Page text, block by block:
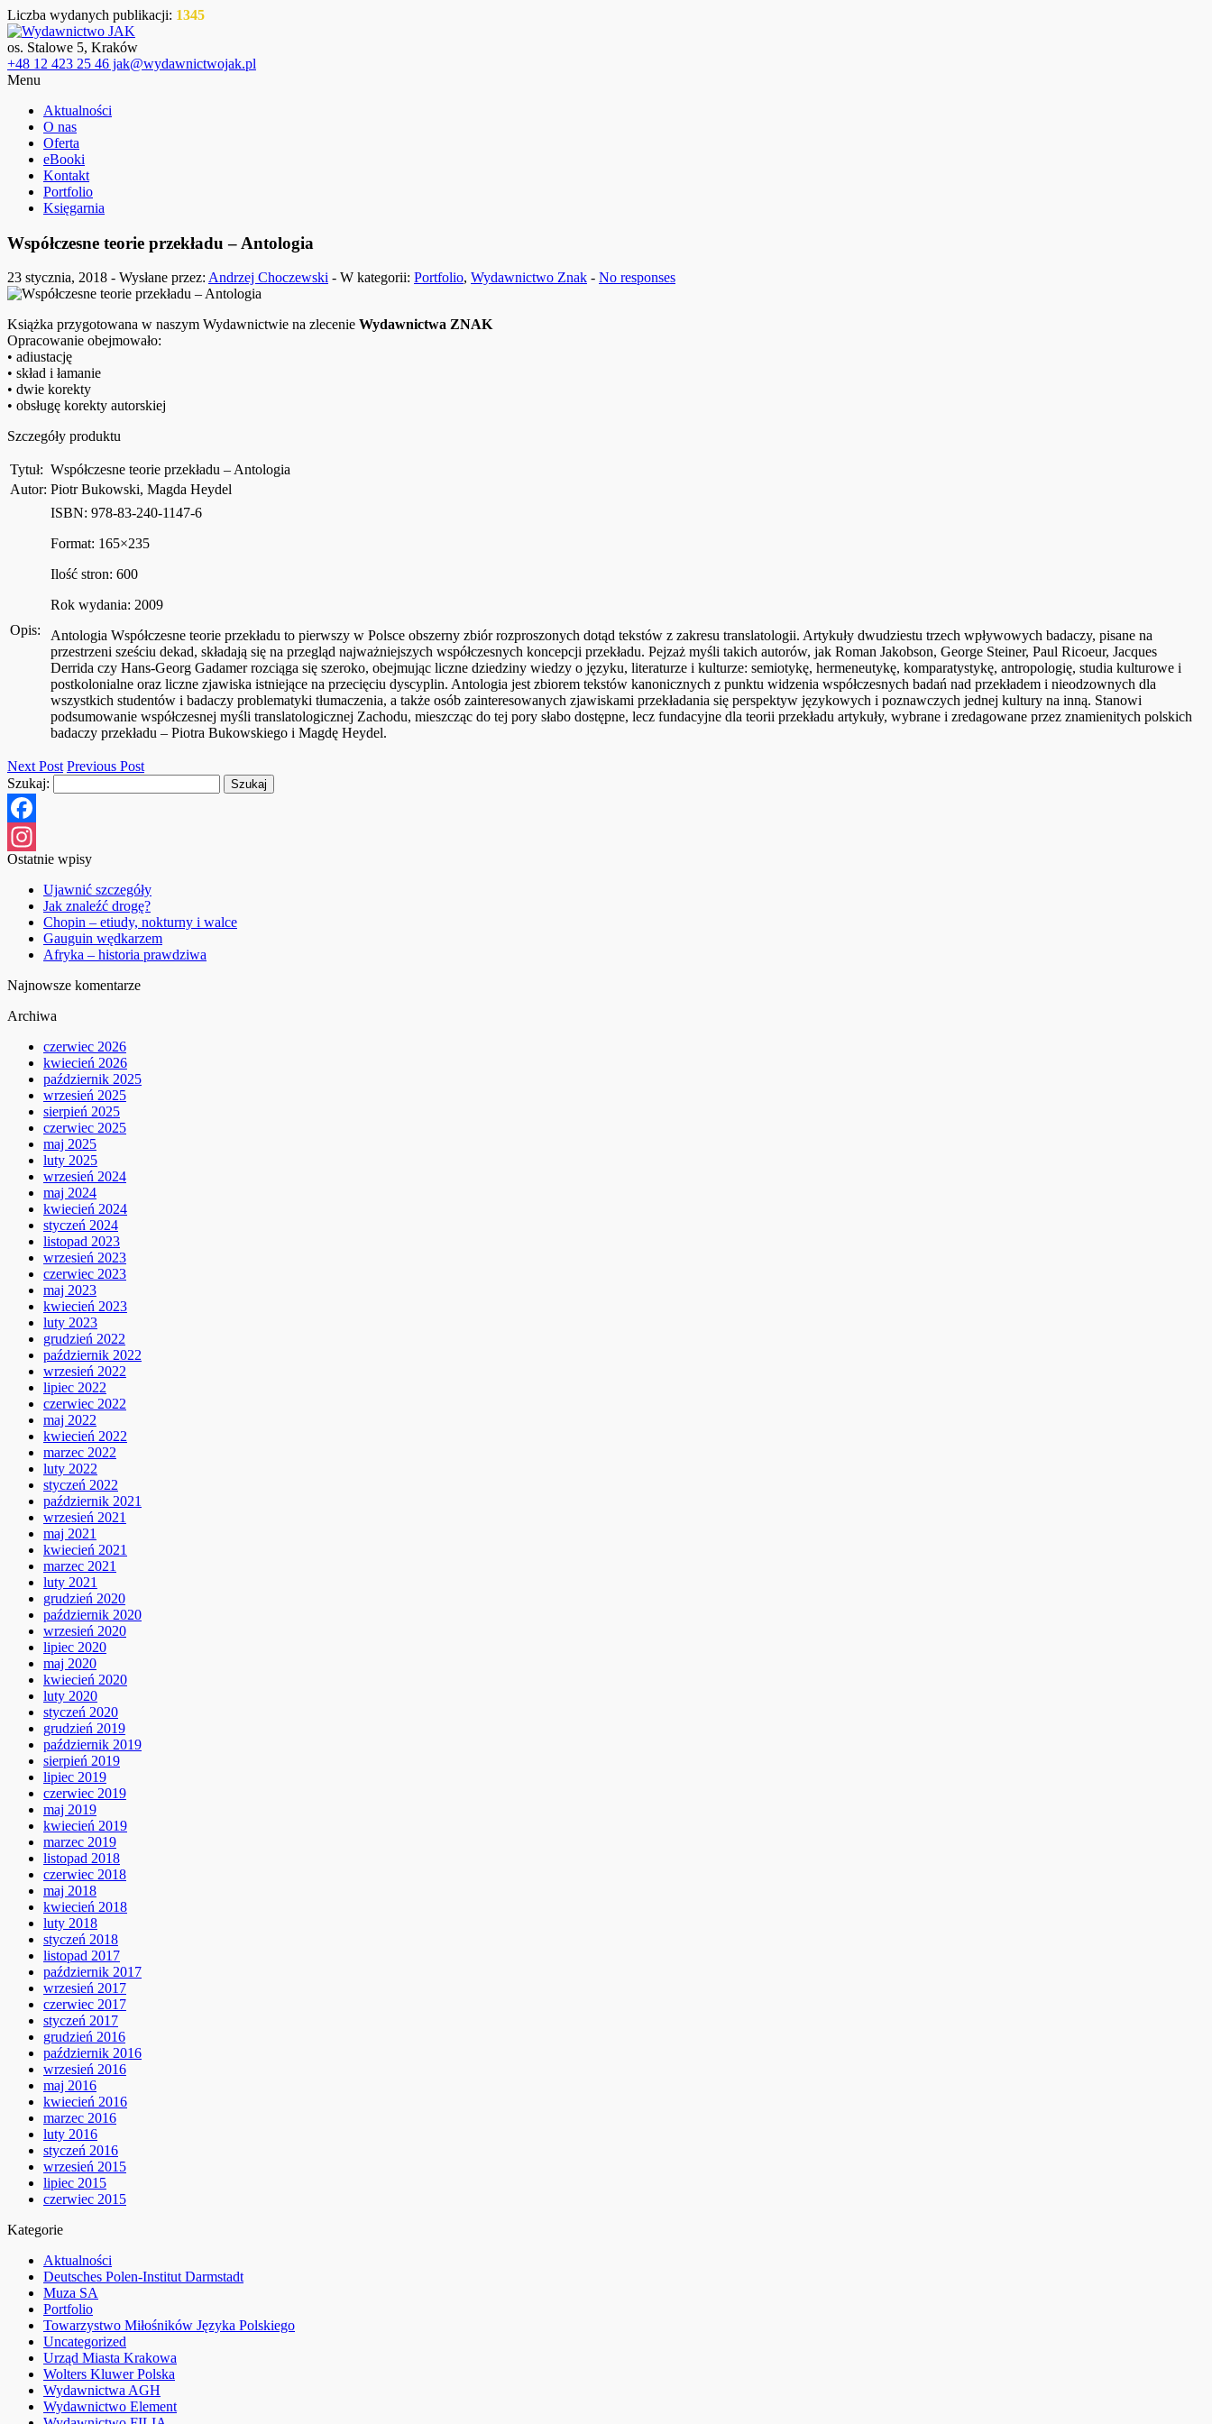
Liczba wydanych publikacji: 1345
os. Stalowe 5, Kraków
+48 12 423 25 46 jak@wydawnictwojak.pl
Menu
Aktualności
O nas
Oferta
eBooki
Kontakt
Portfolio
Księgarnia
Współczesne teorie przekładu – Antologia
23 stycznia, 2018 - Wysłane przez: Andrzej Choczewski - W kategorii: Portfolio, Wydawnictwo Znak - No responses
Książka przygotowana w naszym Wydawnictwie na zlecenie Wydawnictwa ZNAK
Opracowanie obejmowało:
• adiustację
• skład i łamanie
• dwie korekty
• obsługę korekty autorskiej
Szczegóły produktu
Tytuł: Współczesne teorie przekładu – Antologia
Autor: Piotr Bukowski, Magda Heydel
Opis:
ISBN: 978-83-240-1147-6
Format: 165×235
Ilość stron: 600
Rok wydania: 2009
Antologia Współczesne teorie przekładu to pierwszy w Polsce obszerny zbiór rozproszonych dotąd tekstów z zakresu translatologii. Artykuły dwudziestu trzech wpływowych badaczy, pisane na
przestrzeni sześciu dekad, składają się na przegląd najważniejszych współczesnych koncepcji przekładu. Pejzaż myśli takich autorów, jak Roman Jakobson, George Steiner, Paul Ricoeur, Jacques
Derrida czy Hans-Georg Gadamer rozciąga się szeroko, obejmując liczne dziedziny wiedzy o języku, literaturze i kulturze: semiotykę, hermeneutykę, komparatystykę, antropologię, studia kulturowe i
postkolonialne oraz liczne zjawiska istniejące na przecięciu dyscyplin. Antologia jest zbiorem tekstów kanonicznych z punktu widzenia współczesnych badań nad przekładem i nieodzownych dla
wszystkich studentów i badaczy problematyki tłumaczenia, a także osób zainteresowanych zjawiskami przekładania się perspektyw językowych i poznawczych jednej kultury na inną. Stanowi
podsumowanie współczesnej myśli translatologicznej Zachodu, mieszcząc do tej pory słabo dostępne, lecz fundacyjne dla teorii przekładu artykuły, wybrane i zredagowane przez znamienitych polskich
badaczy przekładu – Piotra Bukowskiego i Magdę Heydel.
Next Post Previous Post
Szukaj:
Facebook
Instagram
Ostatnie wpisy
Ujawnić szczegóły
Jak znaleźć drogę?
Chopin – etiudy, nokturny i walce
Gauguin wędkarzem
Afryka – historia prawdziwa
Najnowsze komentarze
Archiwa
czerwiec 2026
kwiecień 2026
październik 2025
wrzesień 2025
sierpień 2025
czerwiec 2025
maj 2025
luty 2025
wrzesień 2024
maj 2024
kwiecień 2024
styczeń 2024
listopad 2023
wrzesień 2023
czerwiec 2023
maj 2023
kwiecień 2023
luty 2023
grudzień 2022
październik 2022
wrzesień 2022
lipiec 2022
czerwiec 2022
maj 2022
kwiecień 2022
marzec 2022
luty 2022
styczeń 2022
październik 2021
wrzesień 2021
maj 2021
kwiecień 2021
marzec 2021
luty 2021
grudzień 2020
październik 2020
wrzesień 2020
lipiec 2020
maj 2020
kwiecień 2020
luty 2020
styczeń 2020
grudzień 2019
październik 2019
sierpień 2019
lipiec 2019
czerwiec 2019
maj 2019
kwiecień 2019
marzec 2019
listopad 2018
czerwiec 2018
maj 2018
kwiecień 2018
luty 2018
styczeń 2018
listopad 2017
październik 2017
wrzesień 2017
czerwiec 2017
styczeń 2017
grudzień 2016
październik 2016
wrzesień 2016
maj 2016
kwiecień 2016
marzec 2016
luty 2016
styczeń 2016
wrzesień 2015
lipiec 2015
czerwiec 2015
Kategorie
Aktualności
Deutsches Polen-Institut Darmstadt
Muza SA
Portfolio
Towarzystwo Miłośników Języka Polskiego
Uncategorized
Urząd Miasta Krakowa
Wolters Kluwer Polska
Wydawnictwa AGH
Wydawnictwo Element